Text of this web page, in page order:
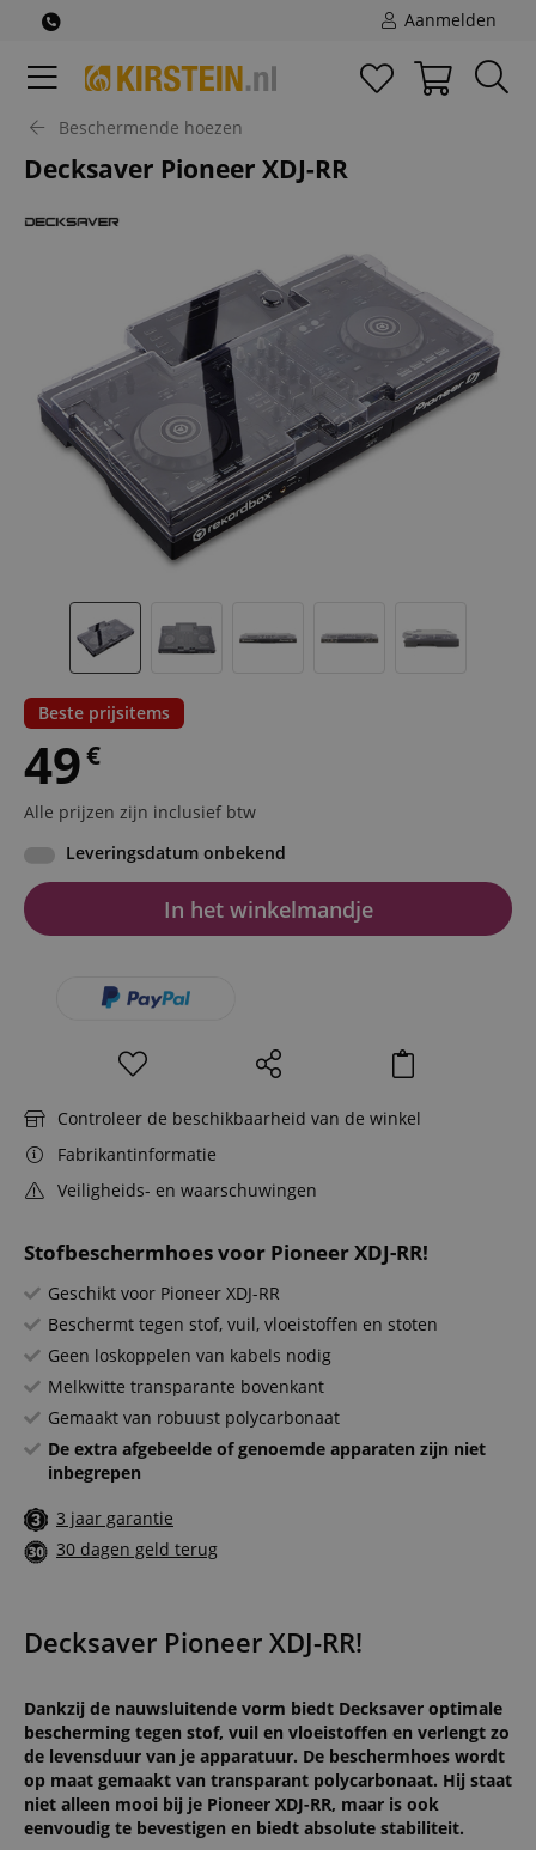
Aanmelden
Beschermende hoezen
Decksaver Pioneer XDJ-RR
Stofbeschermhoes voor Pioneer XDJ-RR!
Geschikt voor Pioneer XDJ-RR
Beschermt tegen stof, vuil, vloeistoffen en stoten
Geen loskoppelen van kabels nodig
Melkwitte transparante bovenkant
Gemaakt van robuust polycarbonaat
De extra afgebeelde of genoemde apparaten zijn niet
inbegrepen
3 jaar garantie
30 dagen geld terug
Beste prijsitems
49€
Alle prijzen zijn inclusief btw
Leveringsdatum onbekend
In het winkelmandje
Controleer de beschikbaarheid van de winkel
Fabrikantinformatie
Veiligheids- en waarschuwingen
Decksaver Pioneer XDJ-RR!
Dankzij de nauwsluitende vorm biedt Decksaver optimale
bescherming tegen stof, vuil en vloeistoffen en verlengt zo
de levensduur van je apparatuur. De beschermhoes wordt
op maat gemaakt van transparant polycarbonaat. Hij staat
niet alleen mooi bij je Pioneer XDJ-RR, maar is ook
eenvoudig te bevestigen en biedt absolute stabiliteit.